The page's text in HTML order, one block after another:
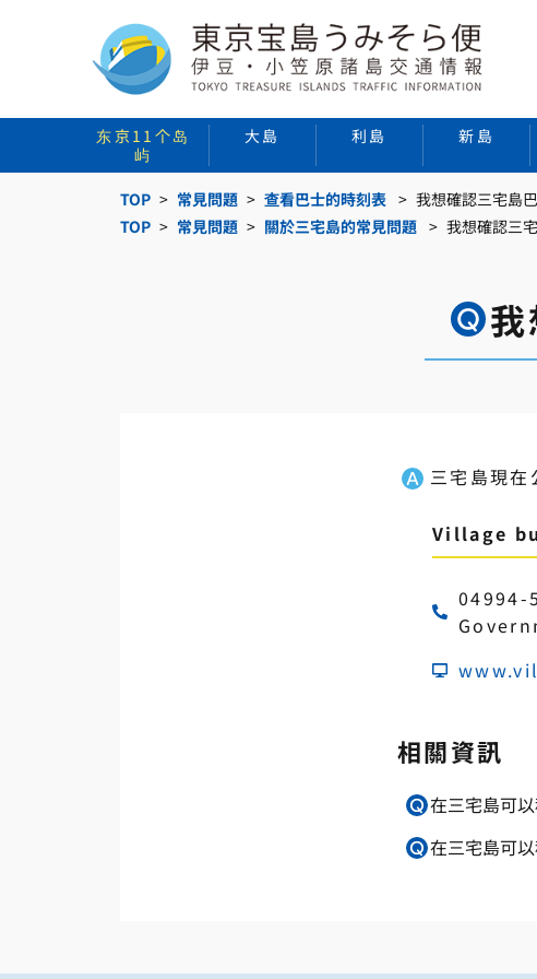
东京11个岛
屿
大島 利島 新島
TOP 常見問題 查看巴士的時刻表
我想確認三宅島
TOP
常見問題 關於三宅島的常見問題 我想確認三
我
三宅島現在
Village
相關資訊
在三宅島可
在三宅島可